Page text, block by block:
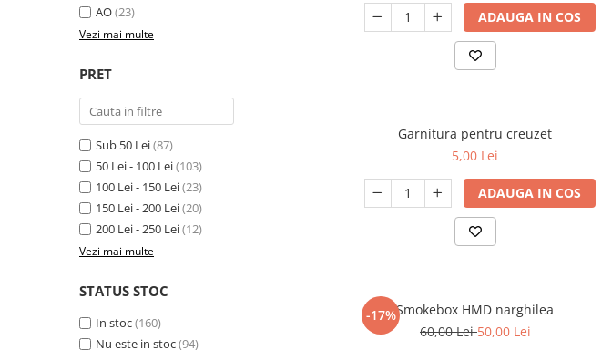
AO(23)
Vezi mai multe
PRET
Sub 50 Lei(87)
50 Lei - 100 Lei(103)
100 Lei - 150 Lei(23)
150 Lei - 200 Lei(20)
200 Lei - 250 Lei(12)
Vezi mai multe
STATUS STOC
In stoc(160)
Nu este in stoc(94)
ADAUGA IN COS
Garnitura pentru creuzet
5,00 Lei
ADAUGA IN COS
-17%Smokebox HMD narghilea
60,00 Lei50,00 Lei